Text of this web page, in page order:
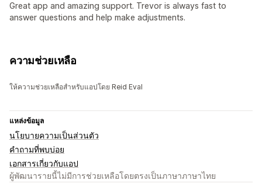
Great app and amazing support. Trevor is always fast to
answer questions and help make adjustments.
ความช่วยเหลือ
ให้ความช่วยเหลือสำหรับแอปโดย Reid Eval
แหล่งข้อมูล
นโยบายความเป็นส่วนตัว
คำถามที่พบบ่อย
เอกสารเกี่ยวกับแอป
ผู้พัฒนารายนี้ไม่มีการช่วยเหลือโดยตรงเป็นภาษาภาษาไทย